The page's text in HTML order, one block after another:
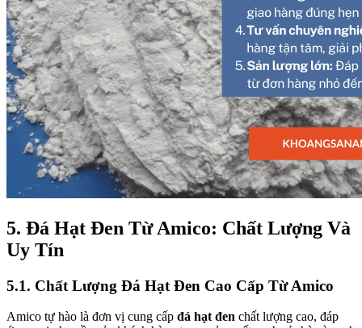
5. Đá Hạt Đen Từ Amico: Chất Lượng Và
Uy Tín
5.1. Chất Lượng Đá Hạt Đen Cao Cấp Từ Amico
Amico tự hào là đơn vị cung cấp đá hạt đen chất lượng cao, đáp